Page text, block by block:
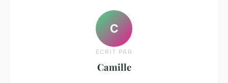
C
ECRIT PAR
Camille